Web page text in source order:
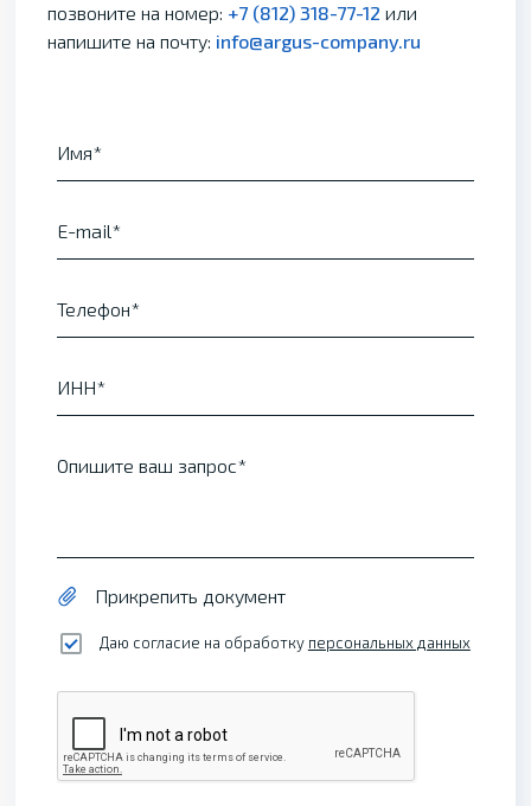
позвоните на номер: +7 (812) 318-77-12 или
напишите на почту: info@argus-company.ru
Имя
E-mail
Телефон
ИНН
Опишите ваш запрос
Прикрепить документ
Даю согласие на обработку персональных данных